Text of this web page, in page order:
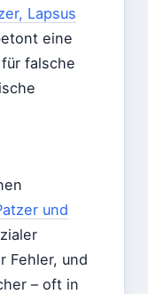
Lapsus
eine
falsche
und
Fehler, und
– oft in